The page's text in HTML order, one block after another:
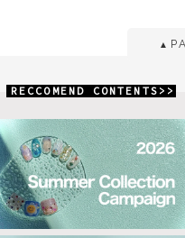
▲
RECCOMEND CONTENTS>>